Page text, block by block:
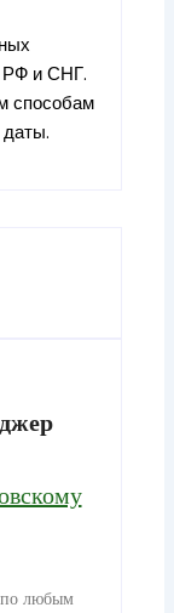
РФ и СНГ.
способам
по любым